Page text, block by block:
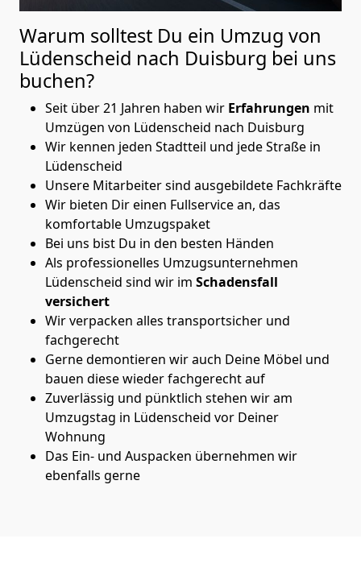
Warum solltest Du ein Umzug von
Lüdenscheid nach Duisburg bei uns
buchen?
Seit über 21 Jahren haben wir Erfahrungen mit
Umzügen von Lüdenscheid nach Duisburg
Wir kennen jeden Stadtteil und jede Straße in
Lüdenscheid
Unsere Mitarbeiter sind ausgebildete Fachkräfte
Wir bieten Dir einen Fullservice an, das
komfortable Umzugspaket
Bei uns bist Du in den besten Händen
Als professionelles Umzugsunternehmen
Lüdenscheid sind wir im Schadensfall
versichert
Wir verpacken alles transportsicher und
fachgerecht
Gerne demontieren wir auch Deine Möbel und
bauen diese wieder fachgerecht auf
Zuverlässig und pünktlich stehen wir am
Umzugstag in Lüdenscheid vor Deiner
Wohnung
Das Ein- und Auspacken übernehmen wir
ebenfalls gerne